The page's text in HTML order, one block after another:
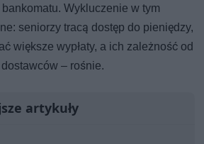
Wykluczenie w tym
seniorzy tracą dostęp do pieniędzy,
większe wypłaty, a ich zależność od
– rośnie.
artykuły